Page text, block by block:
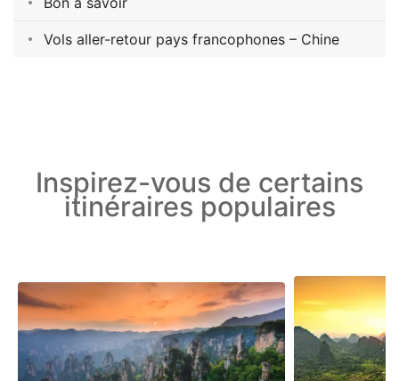
Vols aller-retour pays francophones – Chine
Inspirez-vous de certains
itinéraires populaires